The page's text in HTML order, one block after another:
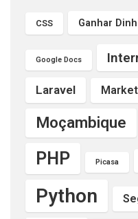
CSS Ganhar
Google Docs
Laravel
Moçambique
PHP Picasa
Python